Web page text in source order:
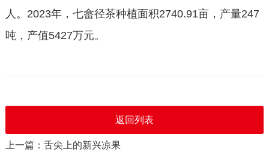
人。2023年，七畲径茶种植面积2740.91亩，产量247
吨，产值5427万元。
返回列表
上一篇：舌尖上的新兴凉果